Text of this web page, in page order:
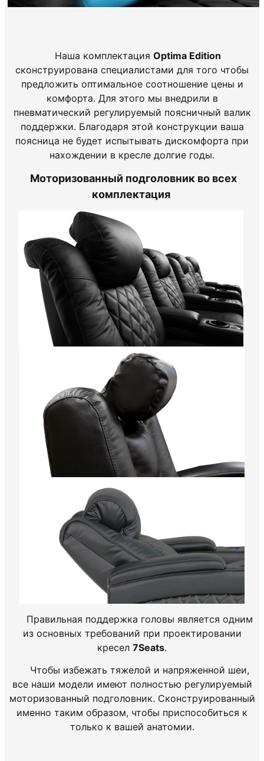
Наша комплектация Optima Edition
сконструирована специалистами для того чтобы
предложить оптимальное соотношение цены и
комфорта. Для этого мы внедрили в
пневматический регулируемый поясничный валик
поддержки. Благодаря этой конструкции ваша
поясница не будет испытывать дискомфорта при
нахождении в кресле долгие годы.
Моторизованный подголовник во всех
комплектация
Правильная поддержка головы является одним
из основных требований при проектировании
кресел 7Seats.
Чтобы избежать тяжелой и напряженной шеи,
все наши модели имеют полностью регулируемый
моторизованный подголовник. Сконструированный
именно таким образом, чтобы приспособиться к
только к вашей анатомии.